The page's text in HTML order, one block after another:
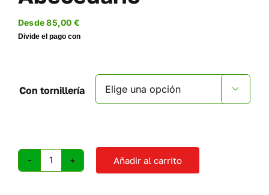
Desde 85,00 €
Con tornillería 
Presas
Añadir al carrito